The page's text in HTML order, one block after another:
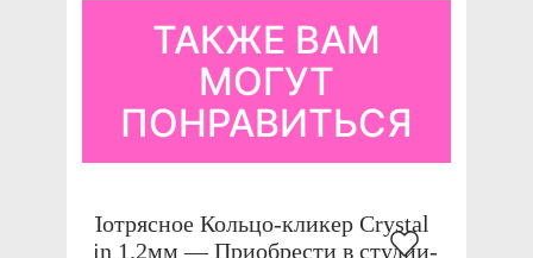
ТАКЖЕ ВАМ
МОГУТ
ПОНРАВИТЬСЯ